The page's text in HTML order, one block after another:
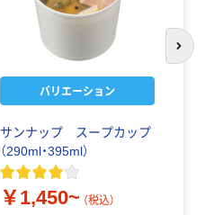
バリエーション
サンナップ スープカップ
（290ml・395ml）
￥1,450~ （税込）
次